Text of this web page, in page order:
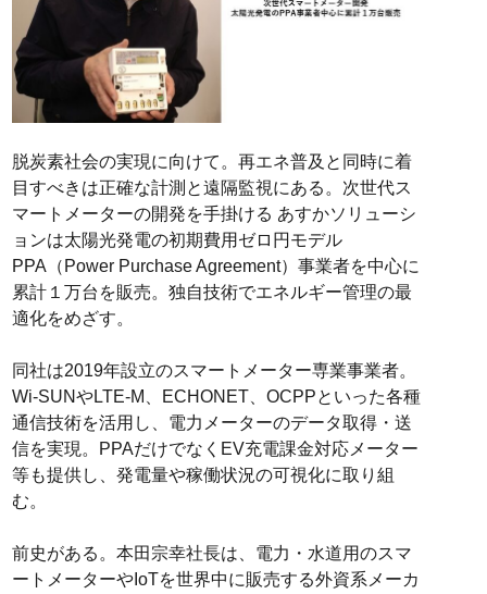
脱炭素社会の実現に向けて。再エネ普及と同時に着
目すべきは正確な計測と遠隔監視にある。次世代ス
マートメーターの開発を手掛ける あすかソリューシ
ョンは太陽光発電の初期費用ゼロ円モデル
PPA（Power Purchase Agreement）事業者を中心に
累計１万台を販売。独自技術でエネルギー管理の最
適化をめざす。
同社は2019年設立のスマートメーター専業事業者。
Wi-SUNやLTE-M、ECHONET、OCPPといった各種
通信技術を活用し、電力メーターのデータ取得・送
信を実現。PPAだけでなくEV充電課金対応メーター
等も提供し、発電量や稼働状況の可視化に取り組
む。
前史がある。本田宗幸社長は、電力・水道用のスマ
ートメーターやIoTを世界中に販売する外資系メーカ